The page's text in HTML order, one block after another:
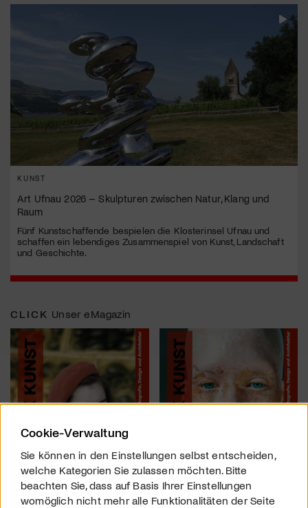
KUNST
Art Ufnau 2026 – Skulpturen zwischen Natur, Klang und
Raum
Fünf Kunstschaffende bespielen die Klosterinsel Ufnau und
schaffen ein lebendiges Zusammenspiel von Kunst, Landschaft
und Geschichte.
CLICK Unser eMagazin
Cookie-Verwaltung
Sie können in den Einstellungen selbst entscheiden,
welche Kategorien Sie zulassen möchten. Bitte
beachten Sie, dass auf Basis Ihrer Einstellungen
womöglich nicht mehr alle Funktionalitäten der Seite